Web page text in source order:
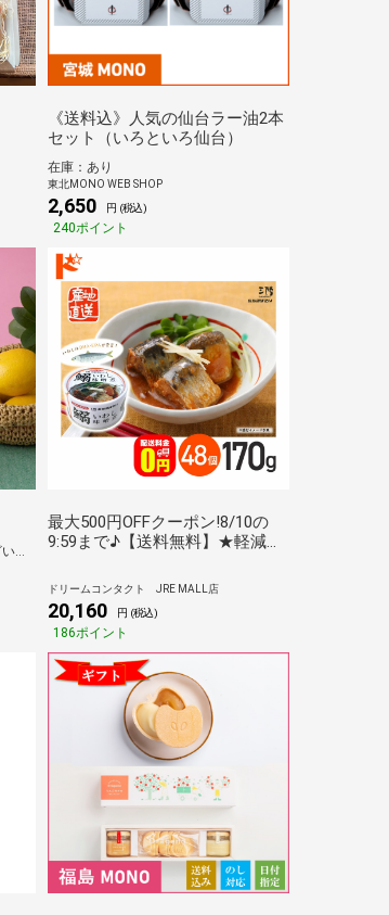
《送料込》人気の仙台ラー油2本
セット（いろといろ仙台）
在庫：あり
東北MONO WEB SHOP
2,650 円 (税込)
240ポイント
蔵元より取り寄せとなる場合がございます
最大500円OFFクーポン!8/10の
9:59まで♪【送料無料】★軽減
セット/ 気仙沼ほてい株式会社
ドリームコンタクト JRE MALL店
20,160 円 (税込)
186ポイント